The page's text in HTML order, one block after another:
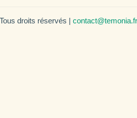
droits réservés | contact@temonia.fr